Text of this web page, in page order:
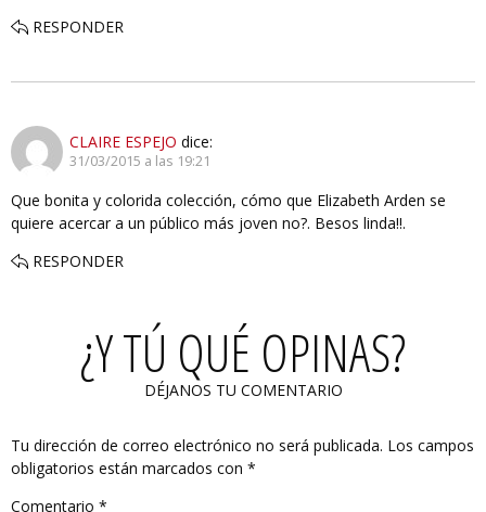
RESPONDER
CLAIRE ESPEJO dice:
31/03/2015 a las 19:21
Que bonita y colorida colección, cómo que Elizabeth Arden se
quiere acercar a un público más joven no?. Besos linda!!.
RESPONDER
¿Y TÚ QUÉ OPINAS?
DÉJANOS TU COMENTARIO
Tu dirección de correo electrónico no será publicada. Los campos
obligatorios están marcados con *
Comentario *